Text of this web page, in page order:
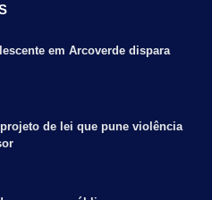
em Arcoverde dispara
de lei que pune violência